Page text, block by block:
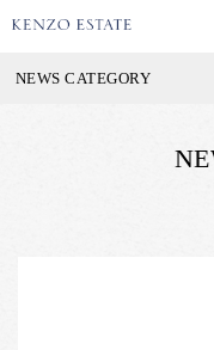
NEWS CATEGORY